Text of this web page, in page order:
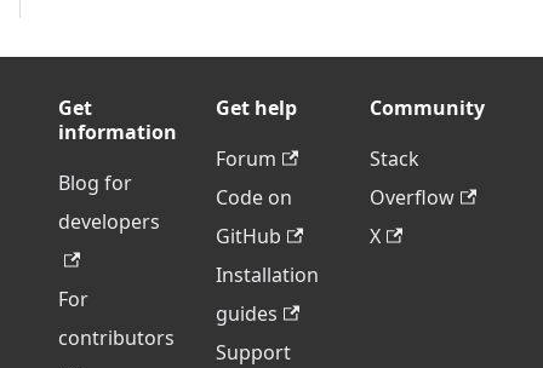
Get
information
Blog for
developers
For
contributors
Get help
Forum
Code on
GitHub
Installation
guides
Support
Community
Stack
Overflow
X